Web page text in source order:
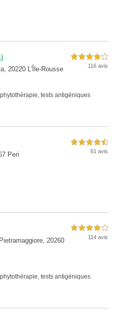
20220 L'Île-Rousse
4,0 étoiles sur 5
116 avis
phytothérapie tests antigéniques
Peri
4,5 étoiles sur 5
61 avis
20260
4,0 étoiles sur 5
114 avis
phytothérapie tests antigéniques